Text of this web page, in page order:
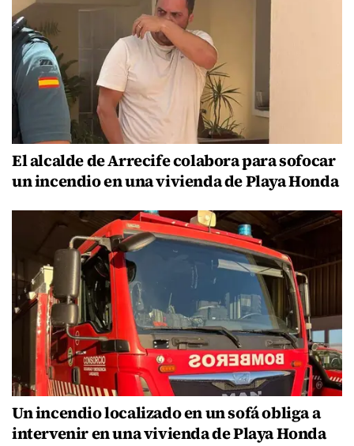
El alcalde de Arrecife colabora para sofocar
un incendio en una vivienda de Playa Honda
Un incendio localizado en un sofá obliga a
intervenir en una vivienda de Playa Honda